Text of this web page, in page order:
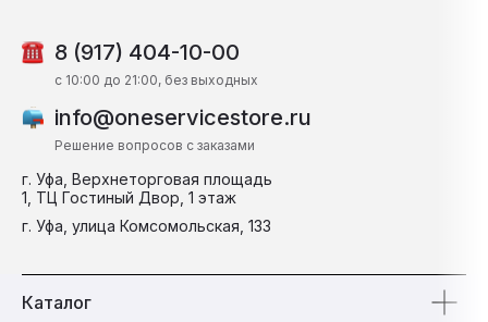
8 (917) 404-10-00
г. Уфа, Верхнеторговая площадь
1, ТЦ Гостиный Двор, 1 этаж
г. Уфа, улица Комсомольская, 133
info@oneservicestore.ru
c 10:00 до 21:00, без выходных
Решение вопросов с заказами
Каталог